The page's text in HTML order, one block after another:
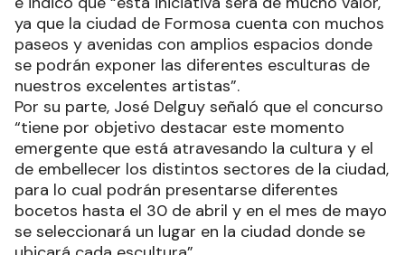
ya que la ciudad de Formosa cuenta con muchos
paseos y avenidas con amplios espacios donde
se podrán exponer las diferentes esculturas de
nuestros excelentes artistas”.
Por su parte, José Delguy señaló que el concurso
“tiene por objetivo destacar este momento
emergente que está atravesando la cultura y el
de embellecer los distintos sectores de la ciudad,
para lo cual podrán presentarse diferentes
bocetos hasta el 30 de abril y en el mes de mayo
se seleccionará un lugar en la ciudad donde se